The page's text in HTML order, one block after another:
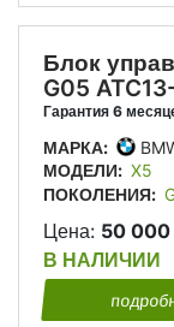
Блок
G05
Гарантия 6
МАРКА:
МОДЕЛИ: X5
ПОКОЛЕНИЯ:
Цена: 50 000
В НАЛИЧИИ